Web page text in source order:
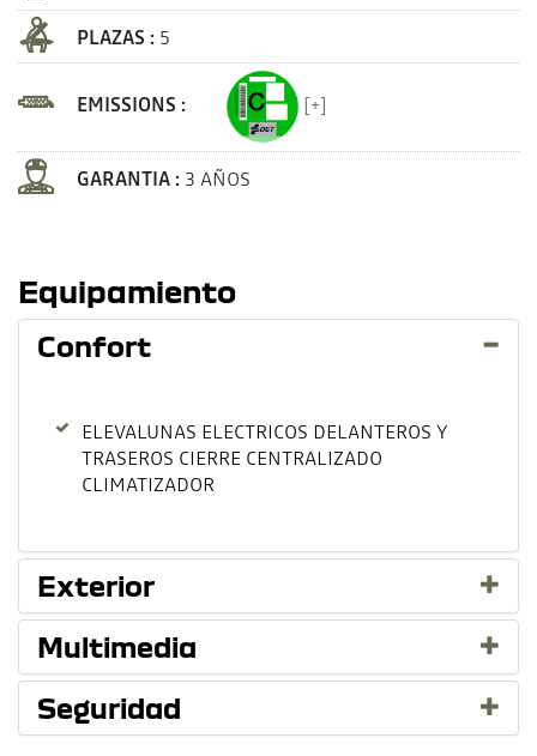
PLAZAS : 5
EMISSIONS : [+]
GARANTIA : 3 AÑOS
Equipamiento
Confort
ELEVALUNAS ELECTRICOS DELANTEROS Y
TRASEROS CIERRE CENTRALIZADO
CLIMATIZADOR
Exterior
Multimedia
Seguridad